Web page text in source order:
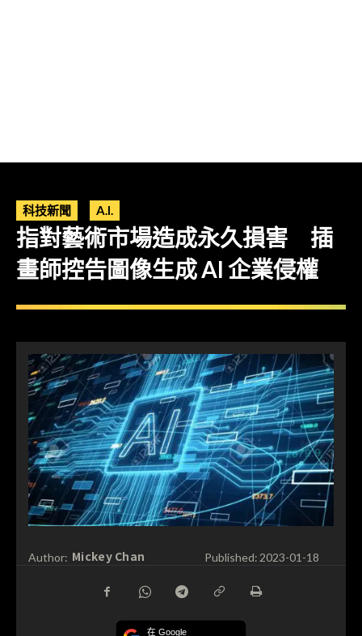
科技新聞 A.I.
指對藝術市場造成永久損害 插
畫師控告圖像生成 AI 企業侵權
Author: Mickey Chan Published: 2023-01-18
在 Google